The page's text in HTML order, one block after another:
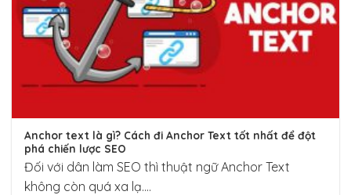
Anchor text là gì? Cách đi Anchor Text tốt nhất để đột
phá chiến lược SEO
Đối với dân làm SEO thì thuật ngữ Anchor Text
không còn quá xa lạ....